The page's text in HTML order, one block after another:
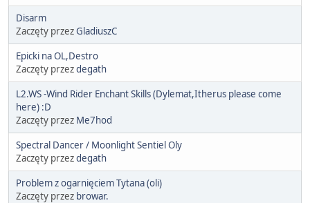
Disarm
Zaczęty przezGladiuszC
Epicki na OL,Destro
Zaczęty przezdegath
L2.WS -Wind Rider Enchant Skills (Dylemat,Itherus please come
here) :D
Zaczęty przez Me7hod
Spectral Dancer / Moonlight Sentiel Oly
Zaczęty przezdegath
Problem z ogarnięciem Tytana (oli)
Zaczęty przez browar.